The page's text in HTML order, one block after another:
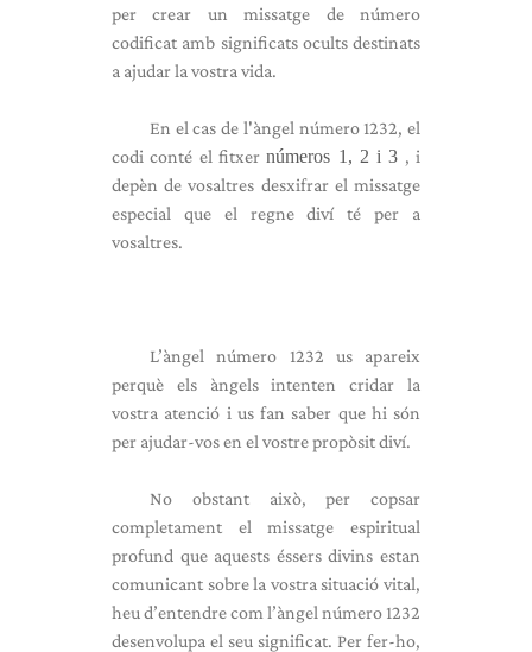
per crear un missatge de número
codificat amb significats ocults destinats
a ajudar la vostra vida.
En el cas de l'àngel número 1232, el
codi conté el fitxernúmeros 1, 2 i 3 , i
depèn de vosaltres desxifrar el missatge
especial que el regne diví té per a
vosaltres.
L’àngel número 1232 us apareix
perquè els àngels intenten cridar la
vostra atenció i us fan saber que hi són
per ajudar-vos en el vostre propòsit diví.
No obstant això, per copsar
completament el missatge espiritual
profund que aquests éssers divins estan
comunicant sobre la vostra situació vital,
heu d’entendre com l’àngel número 1232
desenvolupa el seu significat. Per fer-ho,